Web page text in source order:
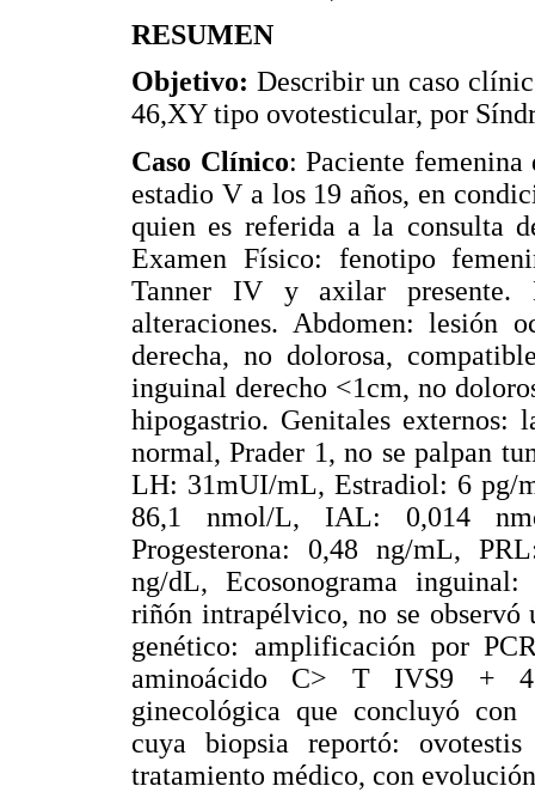
RESUMEN
Objetivo: Describir un caso
46,XY tipo ovotesticular, por
Caso Clínico: Paciente
estadio V a los 19 años, en
quien es referida a la consulta
Examen Físico: fenotipo
Tanner IV y axilar presente.
alteraciones. Abdomen: lesión
derecha, no dolorosa,
inguinal derecho <1cm, no
hipogastrio. Genitales externos:
normal, Prader 1, no se palpan
LH: 31mUI/mL, Estradiol: 6 pg/
86,1 nmol/L, IAL: 0,014
Progesterona: 0,48 ng/mL,
ng/dL, Ecosonograma
riñón intrapélvico, no se
genético: amplificación por
aminoácido C> T IVS9 + 4.
ginecológica que concluyó con
cuya biopsia reportó:
tratamiento médico, con